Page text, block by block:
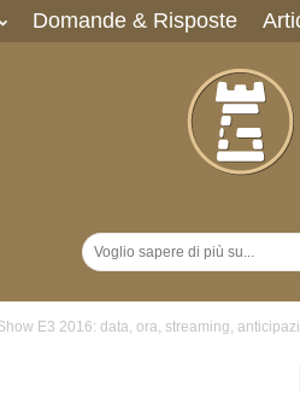
Domande & Risposte
E3 2016: data, ora, streaming,